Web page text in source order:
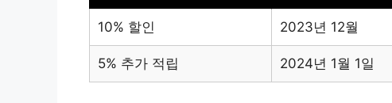
10% 할인 2023년 12월
5% 추가 적립 2024년 1월 1일